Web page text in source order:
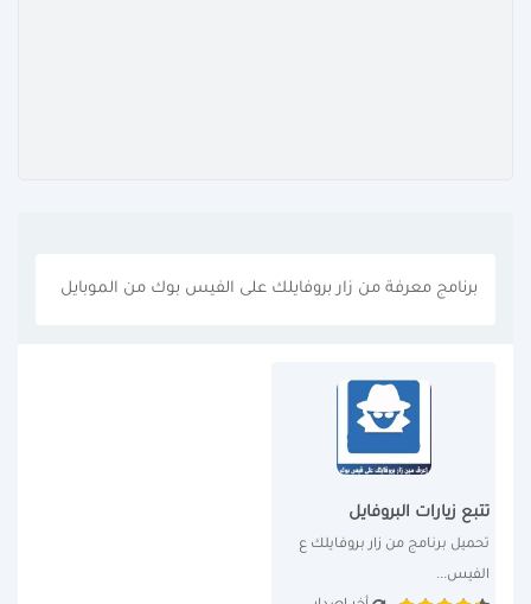
برنامج معرفة من زار بروفايلك على الفيس بوك من الموبايل
تتبع زيارات البروفايل
الفيس...